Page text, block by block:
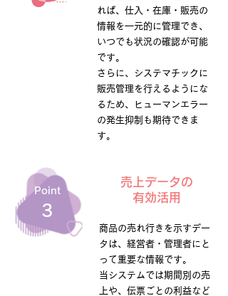
れば、仕入・在庫・販売の
情報を一元的に管理でき、
いつでも状況の確認が可能
です。
さらに、システマチックに
販売管理を行えるようにな
るため、ヒューマンエラー
の発生抑制も期待できま
す。
Point
​3
売上データの
有効活用
商品の売れ行きを示すデー
タは、経営者・管理者にと
って重要な情報です。
当システムでは期間別の売
上や、伝票ごとの利益など